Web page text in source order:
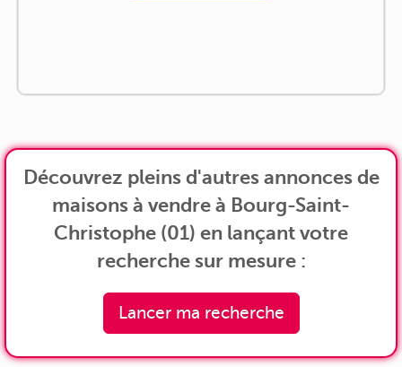
Découvrez pleins d'autres annonces de
maisons à vendre à Bourg-Saint-
Christophe (01) en lançant votre
recherche sur mesure :
Lancer ma recherche